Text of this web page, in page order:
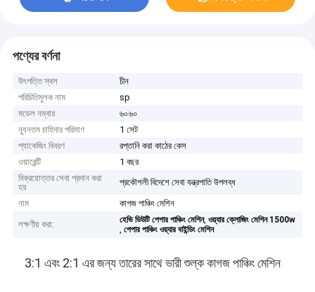
পণ্যের বর্ণনা
উৎপত্তি স্থল
চীন
পরিচিতিমুলক নাম
sp
মডেল নম্বার
৬০৬০
ন্যূনতম চাহিদার পরিমাণ
1 সেট
প্যাকেজিং বিবরণ
রপ্তানি করা কাঠের কেস
ওয়ারেন্টি
1 বছর
বিক্রয়োত্তর সেবা প্রদান করা
হয়
প্রকৌশলী বিদেশে সেবা যন্ত্রপাতি উপলব্ধ
নাম
কাগজ পাঞ্চিং মেশিন
লক্ষণীয় করা:
হেভি ডিউটি ​​পেপার পাঞ্চিং মেশিন,ওয়্যার ক্লোজিং মেশিন 1500w
,পেপার পাঞ্চিং ওয়্যার বাইন্ডিং মেশিন
3:1 এবং 2:1 এর জন্য তারের সাথে ভারী শুল্ক কাগজ পাঞ্চিং মেশিন